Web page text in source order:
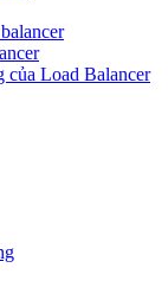
của Load Balancer